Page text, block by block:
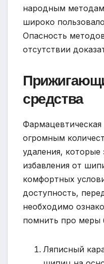
народным
широко
Опасность
отсутствии
средства
Фармацевтическая
огромным
удаления,
избавления от
комфортных
доступность,
необходимо
помнить про меры
Ляписный